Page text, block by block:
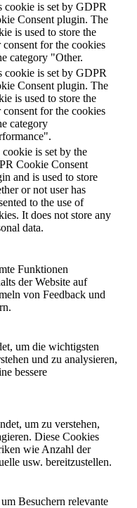
cookie is set by GDPR
Consent plugin. The
is used to store the
consent for the cookies
category "Other.
cookie is set by GDPR
Consent plugin. The
is used to store the
consent for the cookies
category
cookie is set by the
Cookie Consent
and is used to store
or not user has
to the use of
It does not store any
data.
Funktionen
der Website auf
von Feedback und
um die wichtigsten
und zu analysieren,
bessere
um zu verstehen,
Diese Cookies
wie Anzahl der
usw. bereitzustellen.
Besuchern relevante